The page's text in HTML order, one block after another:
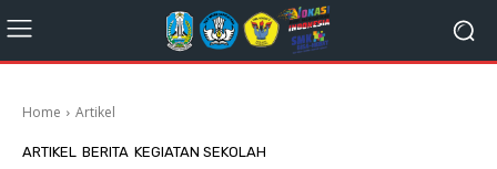
Home Artikel
ARTIKEL BERITA KEGIATAN SEKOLAH